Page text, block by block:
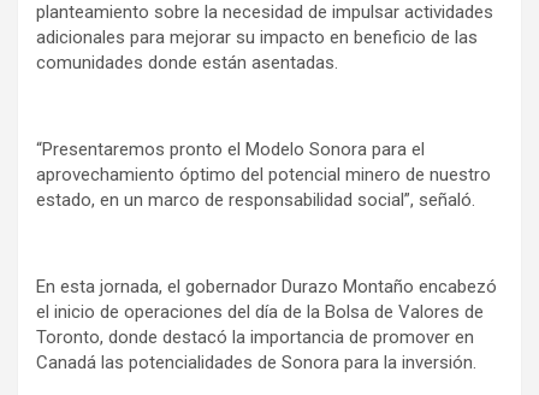
planteamiento sobre la necesidad de impulsar actividades
adicionales para mejorar su impacto en beneficio de las
comunidades donde están asentadas.
“Presentaremos pronto el Modelo Sonora para el
aprovechamiento óptimo del potencial minero de nuestro
estado, en un marco de responsabilidad social”, señaló.
En esta jornada, el gobernador Durazo Montaño encabezó
el inicio de operaciones del día de la Bolsa de Valores de
Toronto, donde destacó la importancia de promover en
Canadá las potencialidades de Sonora para la inversión.